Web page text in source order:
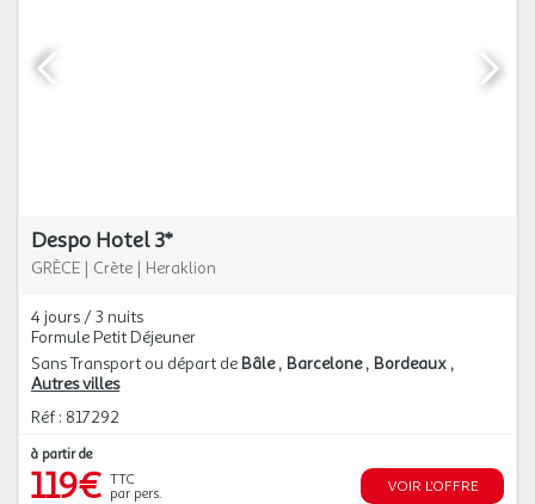
Despo Hotel 3*
GRÈCE | Crète | Heraklion
4 jours / 3 nuits
Formule Petit Déjeuner
Sans Transport ou départ de Bâle Barcelone Bordeaux
Autres villes
Réf : 817292
à partir de
119€ TTC
par pers.
VOIR L'OFFRE